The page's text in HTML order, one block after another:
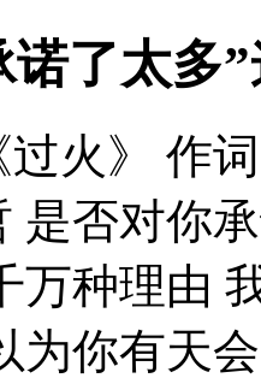
诺了太多
过火》 作
是否对你
万种理由
为你有天